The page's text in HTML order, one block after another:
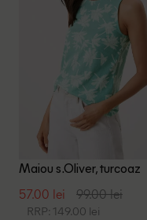
Maiou s.Oliver, turcoaz
57.00 lei 99.00 lei
RRP: 149.00 lei